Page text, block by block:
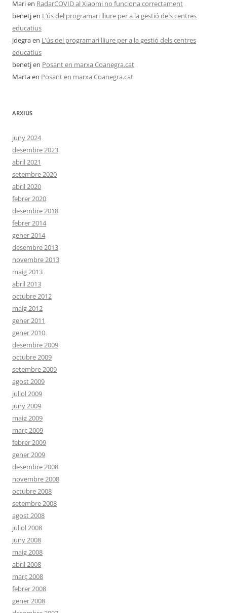
Marien RadarCOVID al Xiaomi no funciona correctament
benetjen L’ús del programari lliure per a la gestió dels centres
educatius
jdegraen L’ús del programari lliure per a la gestió dels centres
educatius
benetjen Posant en marxa Coanegra.cat
Martaen Posant en marxa Coanegra.cat
ARXIUS
juny 2024
desembre 2023
abril 2021
setembre 2020
abril 2020
febrer 2020
desembre 2018
febrer 2014
gener 2014
desembre 2013
novembre 2013
maig 2013
abril 2013
octubre 2012
maig 2012
gener 2011
gener 2010
desembre 2009
octubre 2009
setembre 2009
agost 2009
juliol 2009
juny 2009
maig 2009
març 2009
febrer 2009
gener 2009
desembre 2008
novembre 2008
octubre 2008
setembre 2008
agost 2008
juliol 2008
juny 2008
maig 2008
abril 2008
març 2008
febrer 2008
gener 2008